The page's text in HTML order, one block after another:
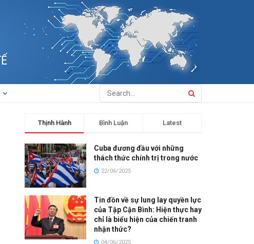
Thịnh Hành Bình Luận Latest
Cuba đương đầu với những
thách thức chính trị trong nước
22/06/2025
Tin đồn về sự lung lay quyền lực
của Tập Cận Bình: Hiện thực hay
chỉ là biểu hiện của chiến tranh
nhận thức?
04/06/2025